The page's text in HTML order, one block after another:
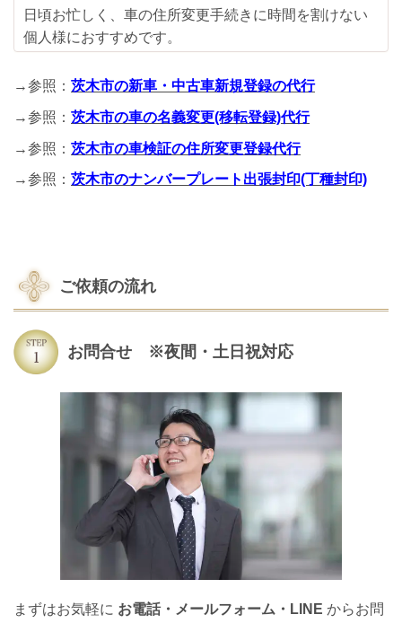
日頃お忙しく、車の住所変更手続きに時間を割けない
個人様におすすめです。
→参照： 茨木市の新車・中古車新規登録の代行
→参照： 茨木市の車の名義変更(移転登録)代行
→参照： 茨木市の車検証の住所変更登録代行
→参照： 茨木市のナンバープレート出張封印(丁種封印)
ご依頼の流れ
お問合せ ※夜間・土日祝対応
まずはお気軽に お電話・メールフォーム・LINE からお問